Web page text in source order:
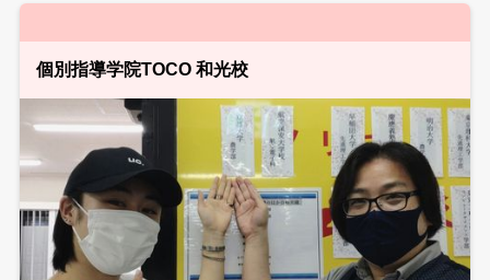
個別指導学院TOCO 和光校